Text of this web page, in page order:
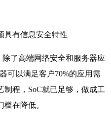
具有信息安全特性
了高端网络安全和服务器应
可以满足客户70%的应用需
程，SoC就已足够，做成工
槛在降低。